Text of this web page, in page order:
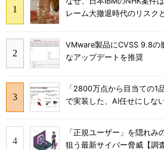
レーム大撤退時代のリスク
VMware製品にCVSS 9.8
なアップデートを推奨
「2800万点から目当ての
で実装した、AI任せにしな
「正規ユーザー」を隠れ
狙う最新サイバー脅威【調査